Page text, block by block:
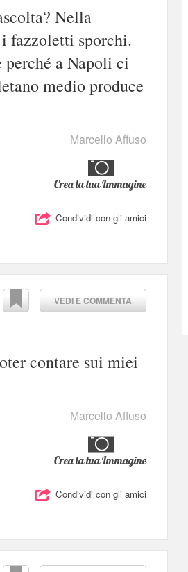
Nella
i fazzoletti sporchi.
a Napoli ci
medio produce
Marcello Affuso
Crea la tua Immagine
Condividi con gli amici
VEDI E COMMENTA
contare sui miei
Marcello Affuso
Crea la tua Immagine
Condividi con gli amici